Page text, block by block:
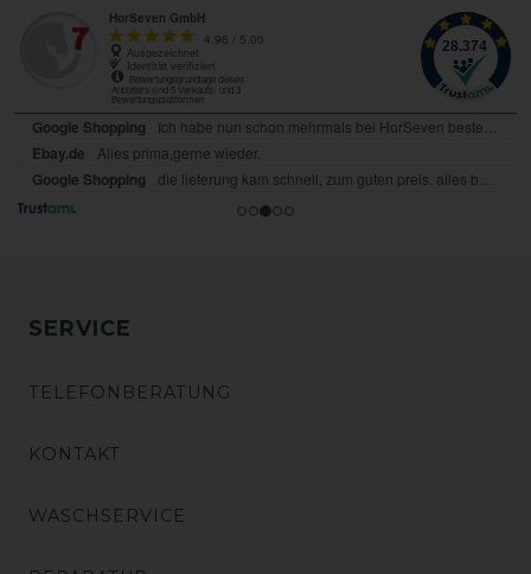
SERVICE
TELEFONBERATUNG
KONTAKT
WASCHSERVICE